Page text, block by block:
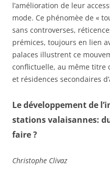
l’amélioration de leur
mode. Ce phénomèe de «
sans controverses,
prémices, toujours en lien
palaces illustrent ce
conflictuelle, au même titre
et résidences secondaires
Le développement de
stations valaisannes:
faire ?
Christophe Clivaz